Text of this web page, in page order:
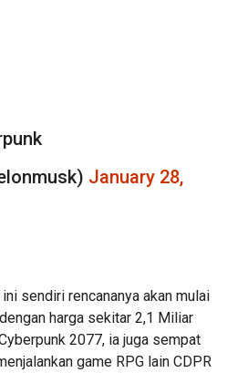
January 28,
sendiri rencananya akan mulai
harga sekitar 2,1 Miliar
2077, ia juga sempat
game RPG lain CDPR